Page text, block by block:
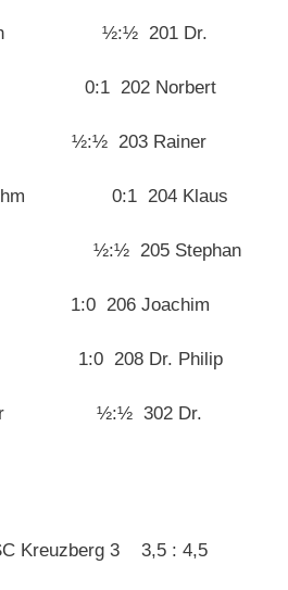
½:½ 201 Dr.
0:1 202 Norbert
203 Rainer
0:1 204 Klaus
½:½ 205 Stephan
206 Joachim
1:0 208 Dr. Philip
½:½ 302 Dr.
Kreuzberg 3 3,5 : 4,5